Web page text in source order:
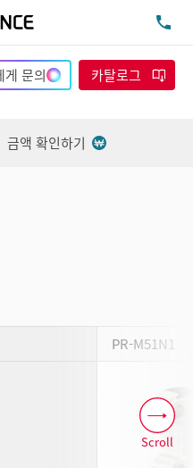
게 문의 카탈로그
금액 확인하기
PR-M51N1
Scroll